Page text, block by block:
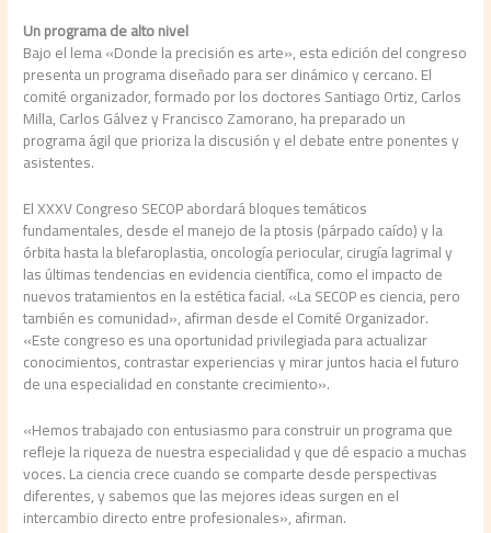
Un programa de alto nivel
Bajo el lema «Donde la precisión es arte», esta edición del congreso
presenta un programa diseñado para ser dinámico y cercano. El
comité organizador, formado por los doctores Santiago Ortiz, Carlos
Milla, Carlos Gálvez y Francisco Zamorano, ha preparado un
programa ágil que prioriza la discusión y el debate entre ponentes y
asistentes.
El XXXV Congreso SECOP abordará bloques temáticos
fundamentales, desde el manejo de la ptosis (párpado caído) y la
órbita hasta la blefaroplastia, oncología periocular, cirugía lagrimal y
las últimas tendencias en evidencia científica, como el impacto de
nuevos tratamientos en la estética facial. «La SECOP es ciencia, pero
también es comunidad», afirman desde el Comité Organizador.
«Este congreso es una oportunidad privilegiada para actualizar
conocimientos, contrastar experiencias y mirar juntos hacia el futuro
de una especialidad en constante crecimiento».
«Hemos trabajado con entusiasmo para construir un programa que
refleje la riqueza de nuestra especialidad y que dé espacio a muchas
voces. La ciencia crece cuando se comparte desde perspectivas
diferentes, y sabemos que las mejores ideas surgen en el
intercambio directo entre profesionales», afirman.